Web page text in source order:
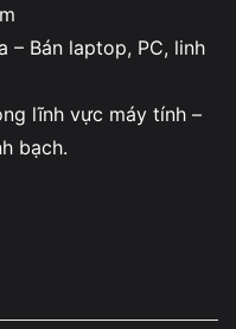
thanh bị lỗi, xung đột
khi xử lý tín hiệu âm
– Bán laptop, PC, linh
lĩnh vực máy tính –
bạch.